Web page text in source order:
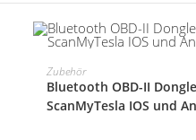
IN DEN WARENKORB
Zubehör
Bluetooth OBD-II
ScanMyTesla IOS und